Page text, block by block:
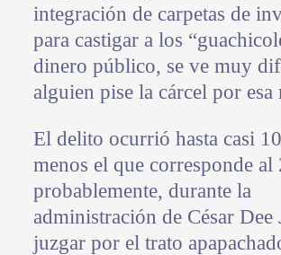
integración de carpetas de
para castigar a los
dinero público, se ve muy
alguien pise la cárcel por esa
El delito ocurrió hasta casi
menos el que corresponde al
probablemente, durante la
administración de César Dee
juzgar por el trato